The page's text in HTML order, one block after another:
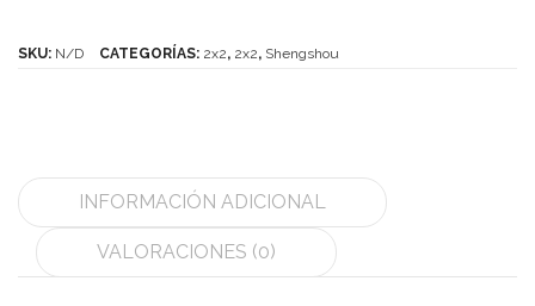
LanLan
QiYi/MoFangGe
SKU: N/D CATEGORÍAS: 2x2, 2x2, Shengshou
INFORMACIÓN ADICIONAL
VALORACIONES (0)